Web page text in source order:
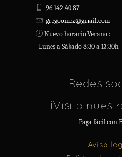
96 142 40 87
gregoomez@gmail.com
Nuevo horario Verano :
Lunes a Sábado 8:30 a 13:30h
Redes
¡Visita
Paga fácil con
Aviso